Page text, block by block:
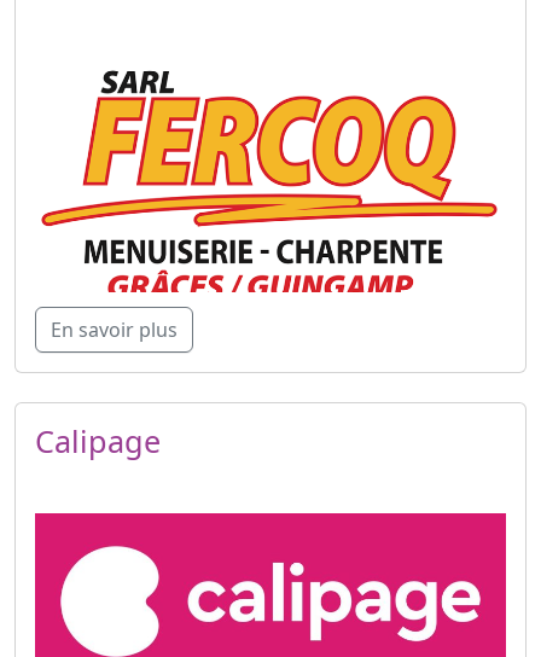
En savoir plus
Calipage